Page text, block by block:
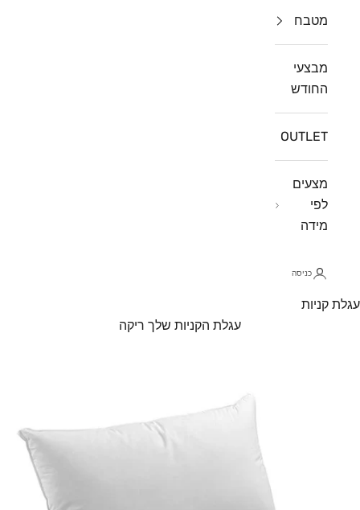
מטבח
מבצעי
החודש
OUTLET
מצעים
לפי
מידה
כניסה
עגלת קניות
עגלת הקניות שלך ריקה